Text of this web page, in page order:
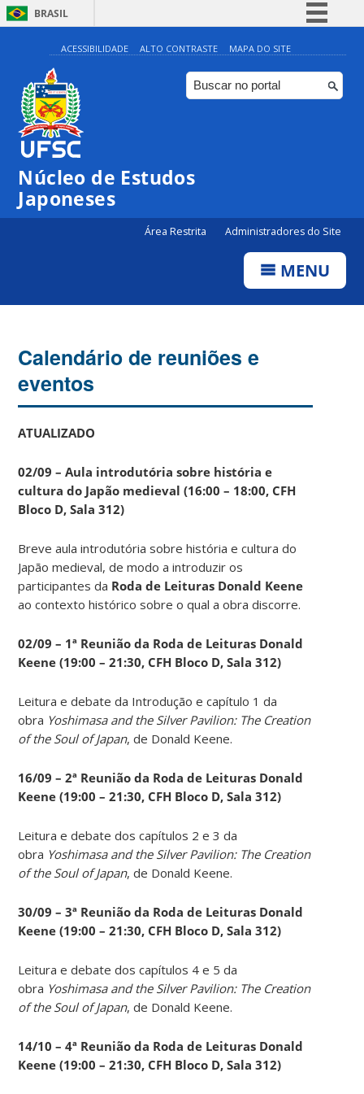
BRASIL
Simplifique!
Comunica BR
Participe
ACESSIBILIDADE ALTO CONTRASTE MAPA DO SITE
Núcleo de Estudos
Japoneses
Área Restrita Administradores do Site
MENU
Calendário de reuniões e
eventos
ATUALIZADO
02/09 – Aula introdutória sobre história e
cultura do Japão medieval (16:00 – 18:00, CFH
Bloco D, Sala 312)
Breve aula introdutória sobre história e cultura do
Japão medieval, de modo a introduzir os
participantes da Roda de Leituras Donald Keene
ao contexto histórico sobre o qual a obra discorre.
02/09 – 1ª Reunião da Roda de Leituras Donald
Keene (19:00 – 21:30, CFH Bloco D, Sala 312)
Leitura e debate da Introdução e capítulo 1 da
obra Yoshimasa and the Silver Pavilion: The Creation
of the Soul of Japan, de Donald Keene.
16/09 – 2ª Reunião da Roda de Leituras Donald
Keene (19:00 – 21:30, CFH Bloco D, Sala 312)
Leitura e debate dos capítulos 2 e 3 da
obra Yoshimasa and the Silver Pavilion: The Creation
of the Soul of Japan, de Donald Keene.
30/09 – 3ª Reunião da Roda de Leituras Donald
Keene (19:00 – 21:30, CFH Bloco D, Sala 312)
Leitura e debate dos capítulos 4 e 5 da
obra Yoshimasa and the Silver Pavilion: The Creation
of the Soul of Japan, de Donald Keene.
14/10 – 4ª Reunião da Roda de Leituras Donald
Keene (19:00 – 21:30, CFH Bloco D, Sala 312)